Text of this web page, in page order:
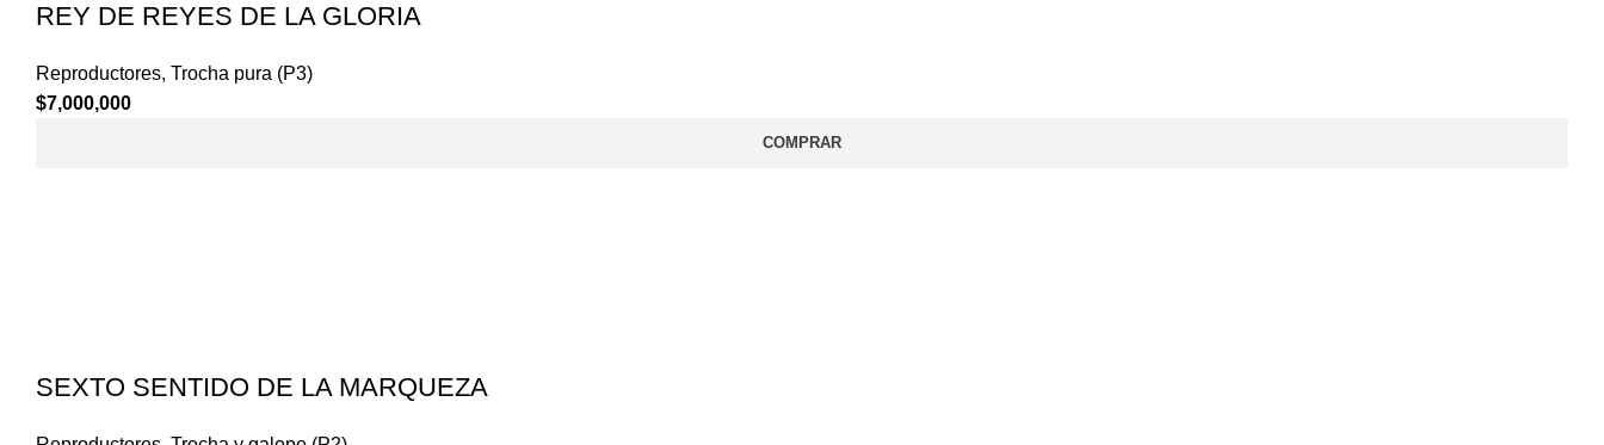
REY DE REYES DE LA GLORIA
Reproductores, Trocha pura (P3)
$7,000,000
COMPRAR
SEXTO SENTIDO DE LA MARQUEZA